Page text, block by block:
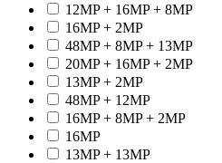
12MP + 16MP + 8MP
16MP + 2MP
48MP + 8MP + 13MP
20MP + 16MP + 2MP
13MP + 2MP
48MP + 12MP
16MP + 8MP + 2MP
16MP
13MP + 13MP